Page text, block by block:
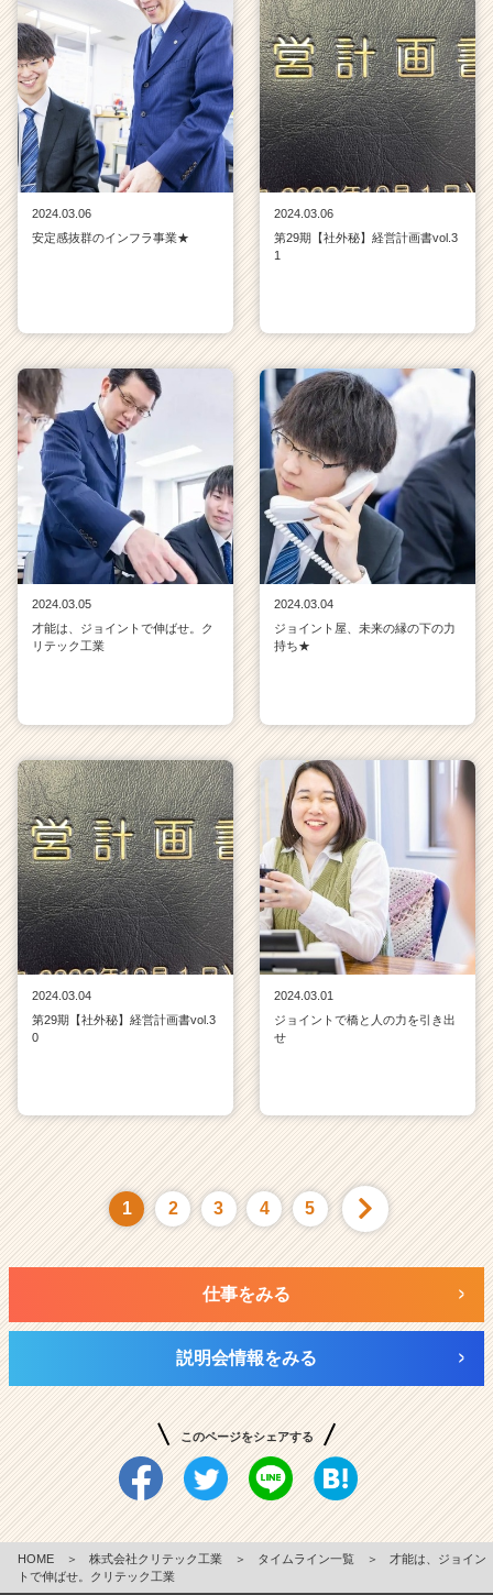
2024.03.06
安定感抜群のインフラ事業★
2024.03.06
第29期【社外秘】経営計画書vol.3
1
2024.03.05
才能は、ジョイントで伸ばせ。ク
リテック工業
2024.03.04
ジョイント屋、未来の縁の下の力
持ち★
2024.03.04
第29期【社外秘】経営計画書vol.3
0
2024.03.01
ジョイントで橋と人の力を引き出
せ
1 2 3 4 5
仕事をみる
説明会情報をみる
このページをシェアする
HOME ＞ 株式会社クリテック工業 ＞ タイムライン一覧 ＞
才能は、ジョイン
トで伸ばせ。クリテック工業